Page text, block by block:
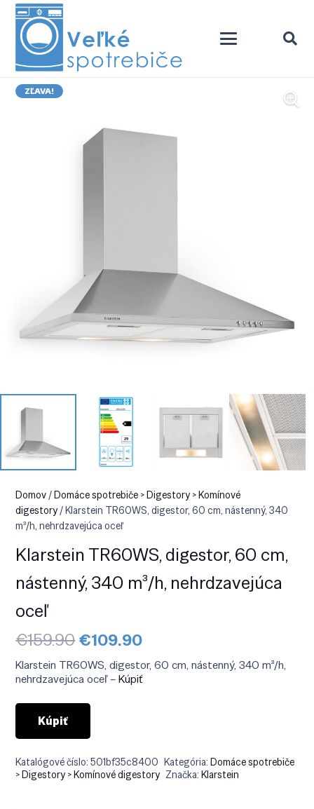
ZĽAVA!
Domov/Domáce spotrebiče > Digestory > Komínové
digestory/ Klarstein TR60WS, digestor, 60 cm, nástenný, 340
m³/h, nehrdzavejúca oceľ
Klarstein TR60WS, digestor, 60 cm,
nástenný, 340 m³/h, nehrdzavejúca
oceľ
€159.90Pôvodná
cena
bola:
€159.90.
€109.90Aktuálna
je:
€109.90.
Klarstein TR60WS, digestor, 60 cm, nástenný, 340 m³/h,
nehrdzavejúca oceľ –Kúpiť
Kúpiť
Katalógové číslo:501bf35c8400 Kategória:Domáce spotrebiče
> Digestory > Komínové digestory Značka:Klarstein